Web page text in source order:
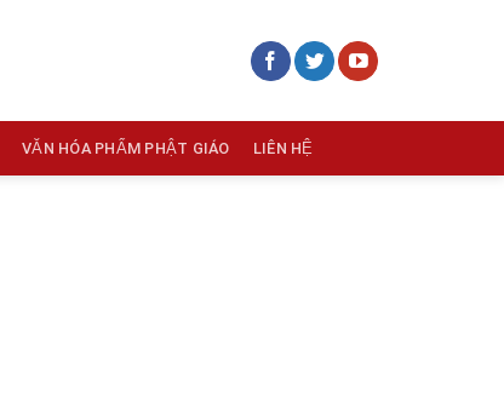
VĂN HÓA PHẨM PHẬT GIÁO LIÊN HỆ